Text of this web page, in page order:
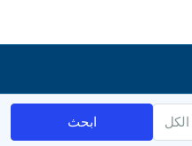
ابحث